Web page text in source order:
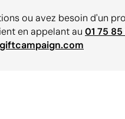
ou avez besoin d'un
en appelant au 01 75